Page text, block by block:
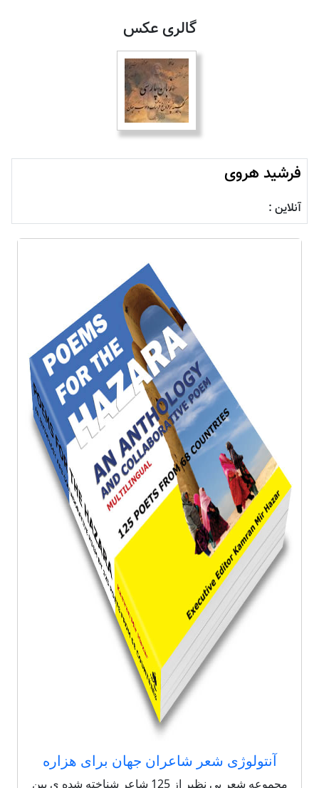
گالری عکس
فرشید هروی
آنلاین :
آنتولوژی شعر شاعران جهان برای هزاره
مجموعه شعر بی نظیر از 125 شاعر شناخته شده ی بین